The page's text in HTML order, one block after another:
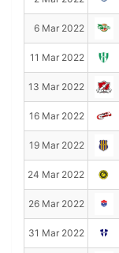
6 Mar 2022
11 Mar 2022
13 Mar 2022
16 Mar 2022
19 Mar 2022
24 Mar 2022
26 Mar 2022
31 Mar 2022